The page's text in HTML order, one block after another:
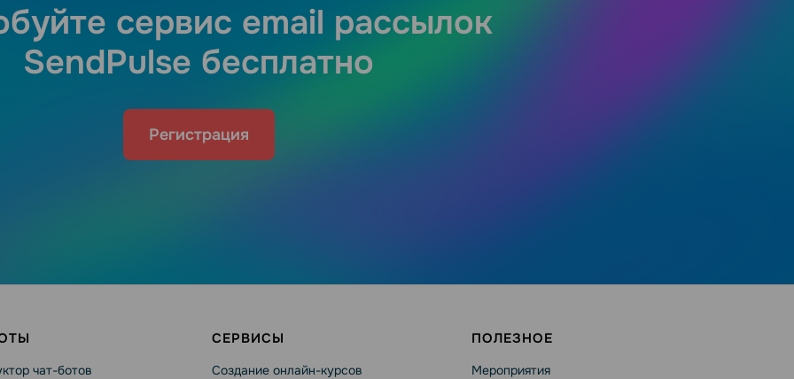
сервис email рассылок
SendPulse бесплатно
Регистрация
чат-ботов
СЕРВИСЫ
Создание онлайн-курсов
ПОЛЕЗНОЕ
Мероприятия